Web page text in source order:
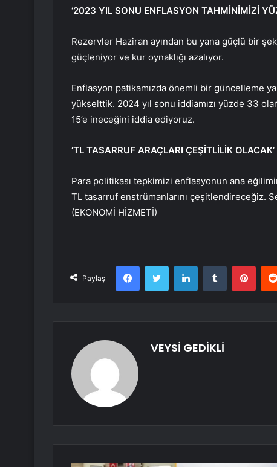
‘2023 YIL SONU ENFLASYON TAHMİNİMİZİ
Rezervler Haziran ayından bu yana güçlü bir
güçleniyor ve kur oynaklığı azalıyor.
Enflasyon patikamızda önemli bir güncelleme
yükselttik. 2024 yıl sonu iddiamızı yüzde 33
15’e ineceğini iddia ediyoruz.
‘TL TASARRUF ARAÇLARI ÇEŞİTLİLİK OLACAK’
Para politikası tepkimizi enflasyonun ana
TL tasarruf enstrümanlarını çeşitlendireceğiz.
(EKONOMİ HİZMETİ)
Paylaş
FacebookTwitter LinkedInTumblr
VEYSİ GEDİKLİ